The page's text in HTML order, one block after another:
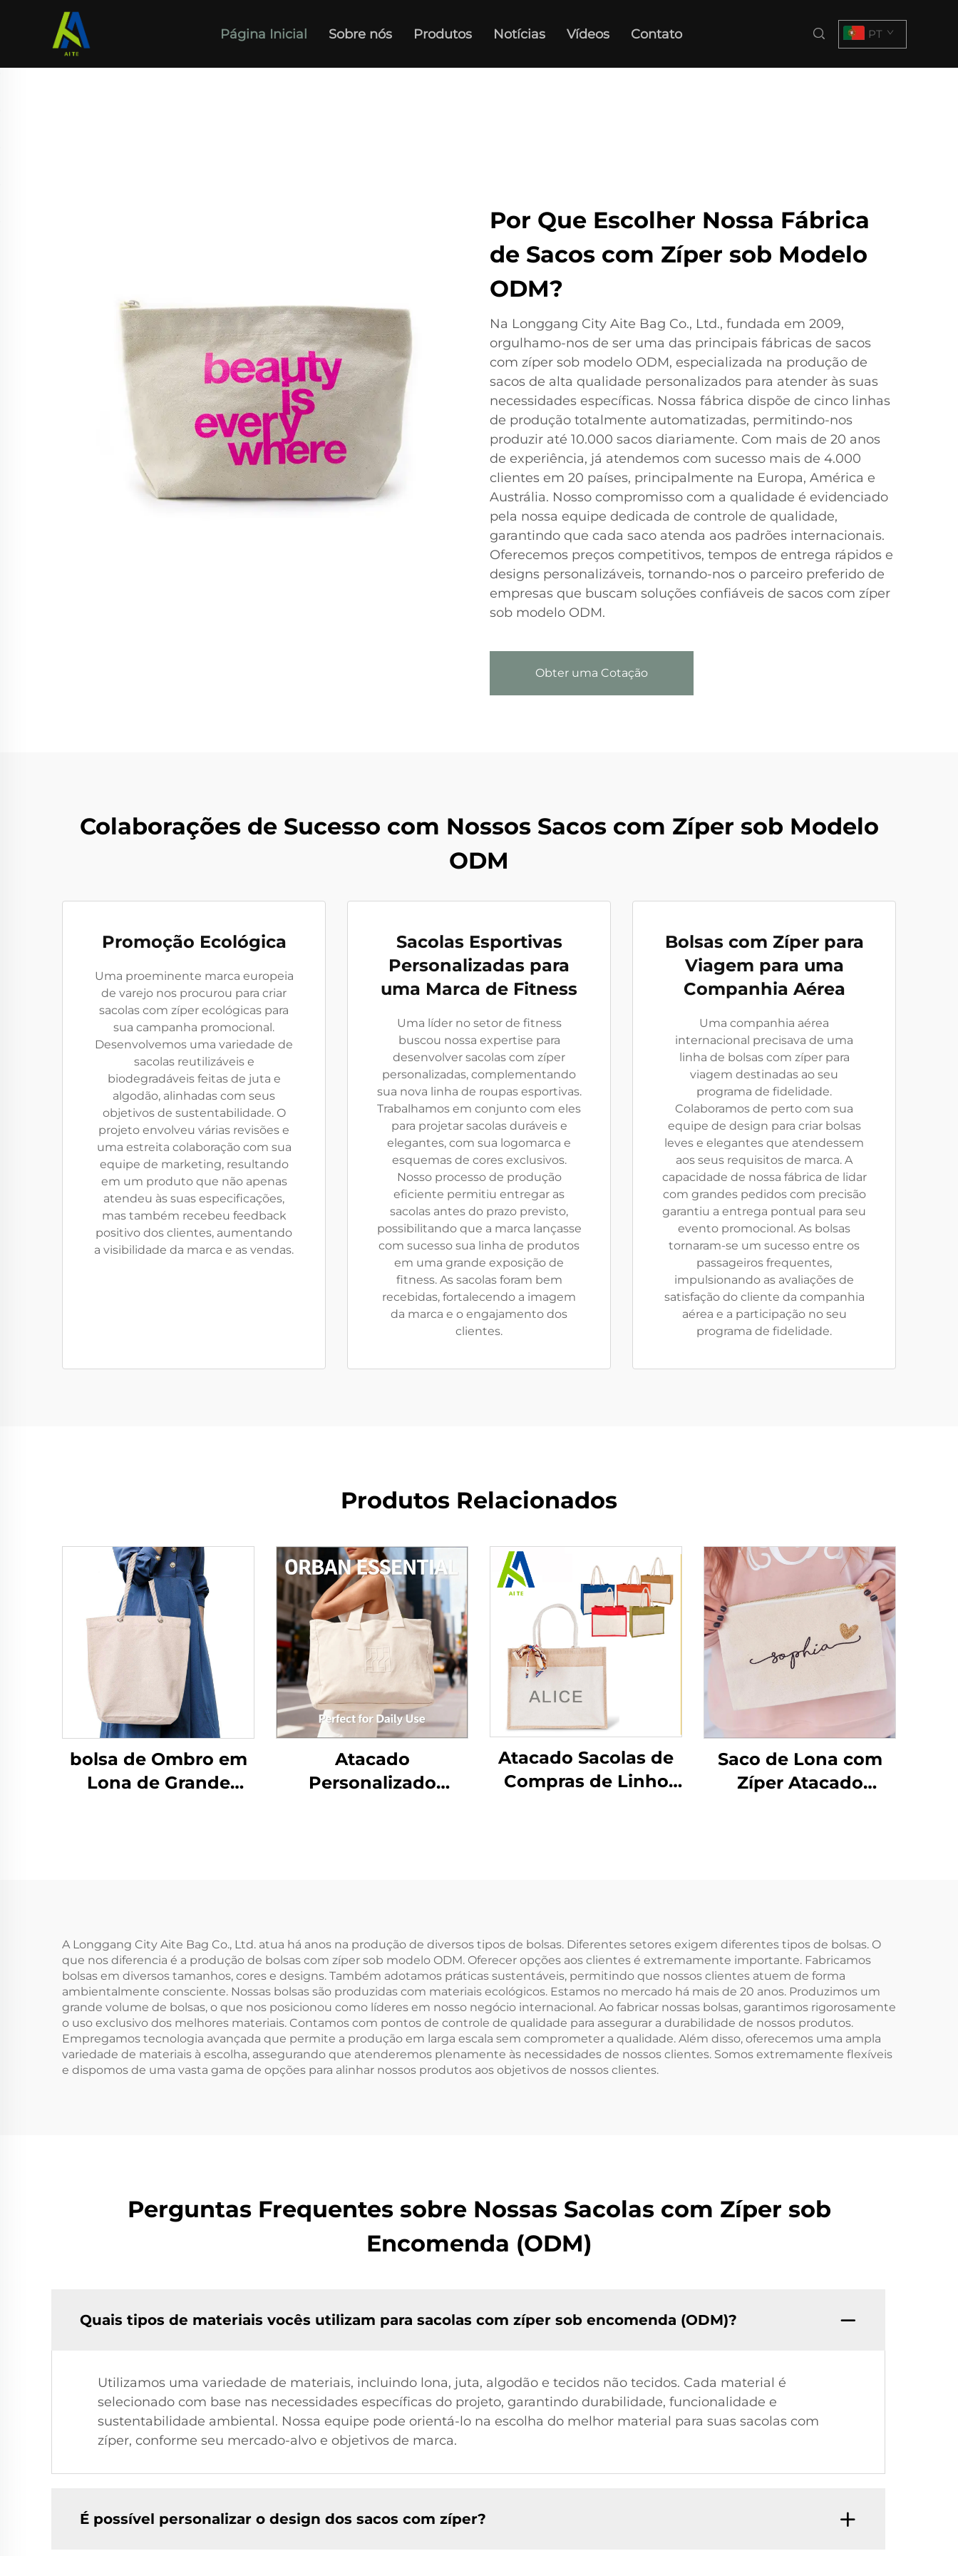
Página Inicial Sobre nós Produtos Notícias Vídeos Contato PT
Por Que Escolher Nossa Fábrica
de Sacos com Zíper sob Modelo
ODM?
Na Longgang City Aite Bag Co., Ltd., fundada em 2009,
orgulhamo-nos de ser uma das principais fábricas de sacos
com zíper sob modelo ODM, especializada na produção de
sacos de alta qualidade personalizados para atender às suas
necessidades específicas. Nossa fábrica dispõe de cinco linhas
de produção totalmente automatizadas, permitindo-nos
produzir até 10.000 sacos diariamente. Com mais de 20 anos
de experiência, já atendemos com sucesso mais de 4.000
clientes em 20 países, principalmente na Europa, América e
Austrália. Nosso compromisso com a qualidade é evidenciado
pela nossa equipe dedicada de controle de qualidade,
garantindo que cada saco atenda aos padrões internacionais.
Oferecemos preços competitivos, tempos de entrega rápidos e
designs personalizáveis, tornando-nos o parceiro preferido de
empresas que buscam soluções confiáveis de sacos com zíper
sob modelo ODM.
Obter uma Cotação
Colaborações de Sucesso com Nossos Sacos com Zíper sob Modelo
ODM
Promoção Ecológica
Uma proeminente marca europeia
de varejo nos procurou para criar
sacolas com zíper ecológicas para
sua campanha promocional.
Desenvolvemos uma variedade de
sacolas reutilizáveis e
biodegradáveis feitas de juta e
algodão, alinhadas com seus
objetivos de sustentabilidade. O
projeto envolveu várias revisões e
uma estreita colaboração com sua
equipe de marketing, resultando
em um produto que não apenas
atendeu às suas especificações,
mas também recebeu feedback
positivo dos clientes, aumentando
a visibilidade da marca e as vendas.
Sacolas Esportivas
Personalizadas para
uma Marca de Fitness
Uma líder no setor de fitness
buscou nossa expertise para
desenvolver sacolas com zíper
personalizadas, complementando
sua nova linha de roupas esportivas.
Trabalhamos em conjunto com eles
para projetar sacolas duráveis e
elegantes, com sua logomarca e
esquemas de cores exclusivos.
Nosso processo de produção
eficiente permitiu entregar as
sacolas antes do prazo previsto,
possibilitando que a marca lançasse
com sucesso sua linha de produtos
em uma grande exposição de
fitness. As sacolas foram bem
recebidas, fortalecendo a imagem
da marca e o engajamento dos
clientes.
Bolsas com Zíper para
Viagem para uma
Companhia Aérea
Uma companhia aérea
internacional precisava de uma
linha de bolsas com zíper para
viagem destinadas ao seu
programa de fidelidade.
Colaboramos de perto com sua
equipe de design para criar bolsas
leves e elegantes que atendessem
aos seus requisitos de marca. A
capacidade de nossa fábrica de lidar
com grandes pedidos com precisão
garantiu a entrega pontual para seu
evento promocional. As bolsas
tornaram-se um sucesso entre os
passageiros frequentes,
impulsionando as avaliações de
satisfação do cliente da companhia
aérea e a participação no seu
programa de fidelidade.
Produtos Relacionados
bolsa de Ombro em
Lona de Grande
Exterior
Atacado
Personalizado
Fecho de Correr em
Branco
Atacado Sacolas de
Compras de Linho
Grande
Saco de Lona com
Zíper Atacado
Personalizado
A Longgang City Aite Bag Co., Ltd. atua há anos na produção de diversos tipos de bolsas. Diferentes setores exigem diferentes tipos de bolsas. O
que nos diferencia é a produção de bolsas com zíper sob modelo ODM. Oferecer opções aos clientes é extremamente importante. Fabricamos
bolsas em diversos tamanhos, cores e designs. Também adotamos práticas sustentáveis, permitindo que nossos clientes atuem de forma
ambientalmente consciente. Nossas bolsas são produzidas com materiais ecológicos. Estamos no mercado há mais de 20 anos. Produzimos um
grande volume de bolsas, o que nos posicionou como líderes em nosso negócio internacional. Ao fabricar nossas bolsas, garantimos rigorosamente
o uso exclusivo dos melhores materiais. Contamos com pontos de controle de qualidade para assegurar a durabilidade de nossos produtos.
Empregamos tecnologia avançada que permite a produção em larga escala sem comprometer a qualidade. Além disso, oferecemos uma ampla
variedade de materiais à escolha, assegurando que atenderemos plenamente às necessidades de nossos clientes. Somos extremamente flexíveis
e dispomos de uma vasta gama de opções para alinhar nossos produtos aos objetivos de nossos clientes.
Perguntas Frequentes sobre Nossas Sacolas com Zíper sob
Encomenda (ODM)
Quais tipos de materiais vocês utilizam para sacolas com zíper sob encomenda (ODM)?
Utilizamos uma variedade de materiais, incluindo lona, juta, algodão e tecidos não tecidos. Cada material é
selecionado com base nas necessidades específicas do projeto, garantindo durabilidade, funcionalidade e
sustentabilidade ambiental. Nossa equipe pode orientá-lo na escolha do melhor material para suas sacolas com
zíper, conforme seu mercado-alvo e objetivos de marca.
É possível personalizar o design dos sacos com zíper?